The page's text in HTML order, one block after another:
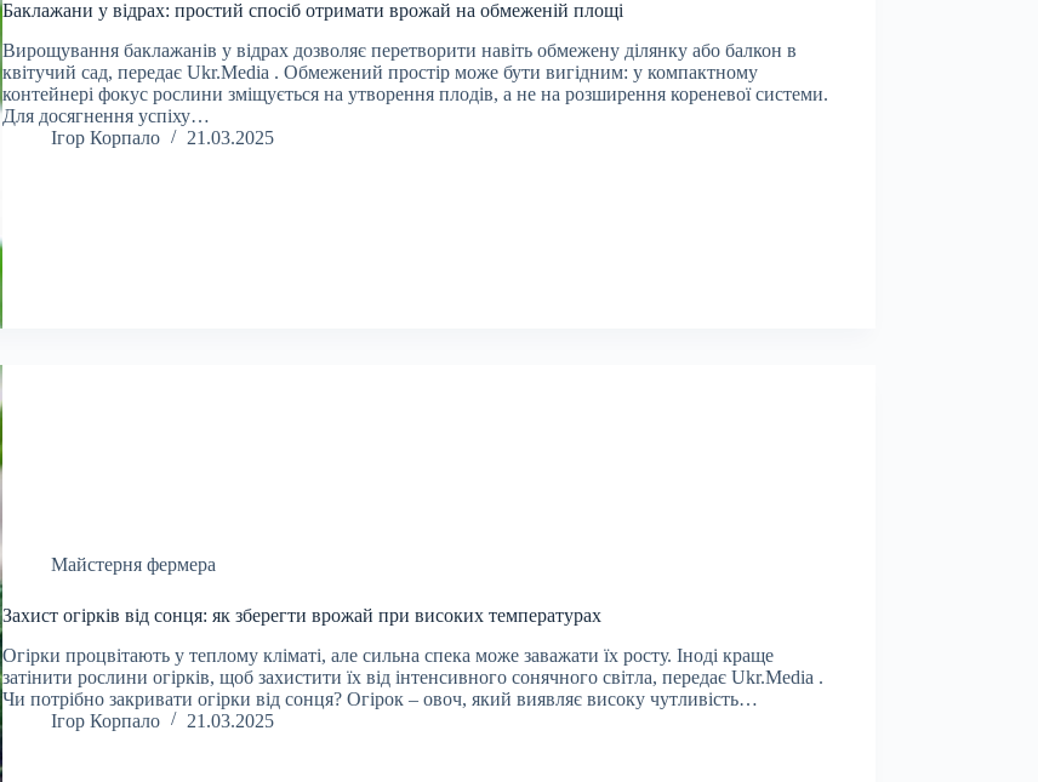
Баклажани у відрах: простий спосіб отримати врожай на обмеженій площі
Вирощування баклажанів у відрах дозволяє перетворити навіть обмежену ділянку або балкон в
квітучий сад, передає Ukr.Media . Обмежений простір може бути вигідним: у компактному
контейнері фокус рослини зміщується на утворення плодів, а не на розширення кореневої системи.
Для досягнення успіху…
Ігор Корпало
21.03.2025
Майстерня фермера
Захист огірків від сонця: як зберегти врожай при високих температурах
Огірки процвітають у теплому кліматі, але сильна спека може заважати їх росту. Іноді краще
затінити рослини огірків, щоб захистити їх від інтенсивного сонячного світла, передає Ukr.Media .
Чи потрібно закривати огірки від сонця? Огірок – овоч, який виявляє високу чутливість…
Ігор Корпало
21.03.2025